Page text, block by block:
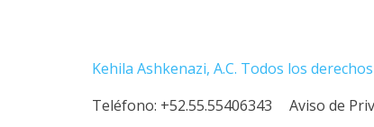
Kehila Ashkenazi, A.C. Todos los
Teléfono: +52.55.55406343 Aviso de